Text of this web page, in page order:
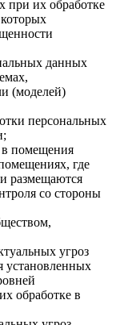
при их обработке
данных
(моделей)
персональных
помещения
где
размещаются
со стороны
угроз
установленных
обработке в